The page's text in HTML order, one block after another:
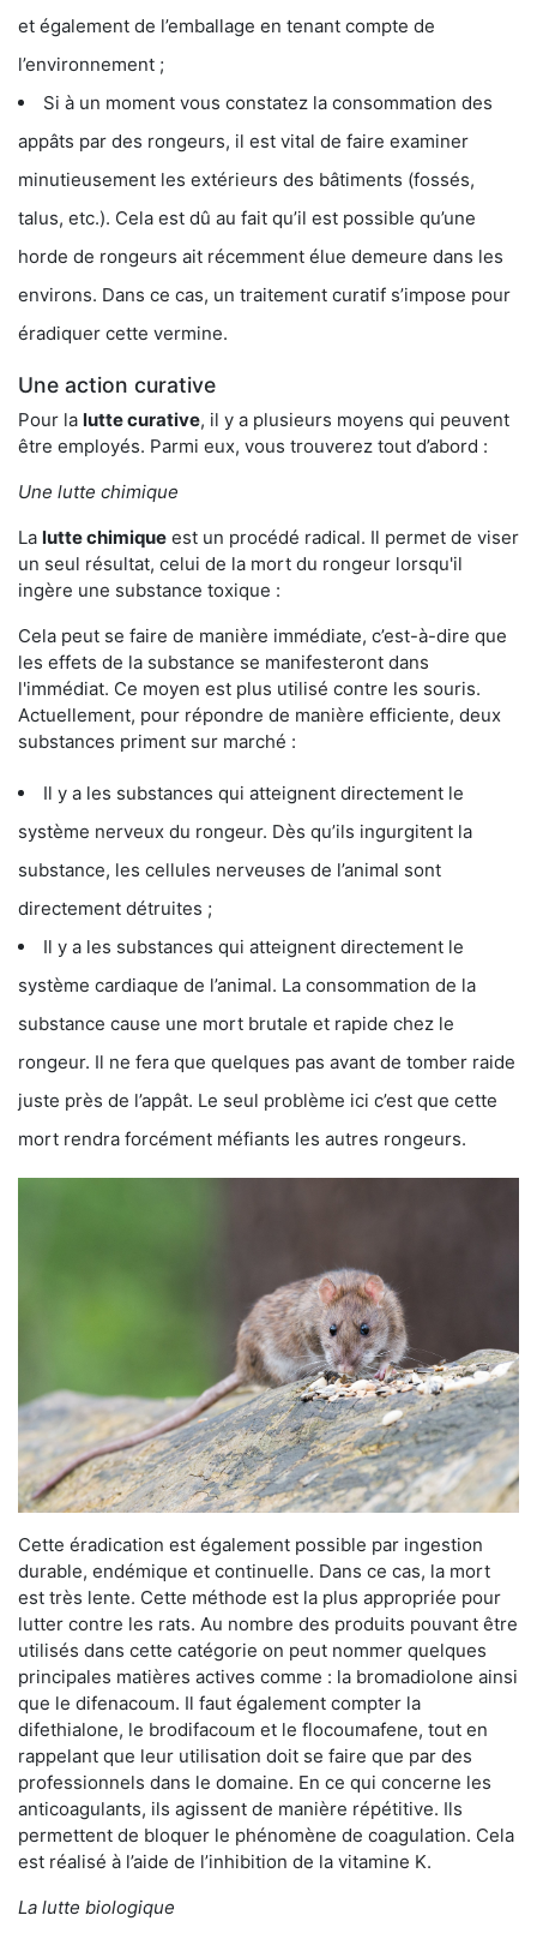
et également de l’emballage en tenant compte de
l’environnement ;
Si à un moment vous constatez la consommation des
appâts par des rongeurs, il est vital de faire examiner
minutieusement les extérieurs des bâtiments (fossés,
talus, etc.). Cela est dû au fait qu’il est possible qu’une
horde de rongeurs ait récemment élue demeure dans les
environs. Dans ce cas, un traitement curatif s’impose pour
éradiquer cette vermine.
Une action curative
Pour la lutte curative, il y a plusieurs moyens qui peuvent
être employés. Parmi eux, vous trouverez tout d’abord :
Une lutte chimique
La lutte chimique est un procédé radical. Il permet de viser
un seul résultat, celui de la mort du rongeur lorsqu'il
ingère une substance toxique :
Cela peut se faire de manière immédiate, c’est-à-dire que
les effets de la substance se manifesteront dans
l'immédiat. Ce moyen est plus utilisé contre les souris.
Actuellement, pour répondre de manière efficiente, deux
substances priment sur marché :
Il y a les substances qui atteignent directement le
système nerveux du rongeur. Dès qu’ils ingurgitent la
substance, les cellules nerveuses de l’animal sont
directement détruites ;
Il y a les substances qui atteignent directement le
système cardiaque de l’animal. La consommation de la
substance cause une mort brutale et rapide chez le
rongeur. Il ne fera que quelques pas avant de tomber raide
juste près de l’appât. Le seul problème ici c’est que cette
mort rendra forcément méfiants les autres rongeurs.
Cette éradication est également possible par ingestion
durable, endémique et continuelle. Dans ce cas, la mort
est très lente. Cette méthode est la plus appropriée pour
lutter contre les rats. Au nombre des produits pouvant être
utilisés dans cette catégorie on peut nommer quelques
principales matières actives comme : la bromadiolone ainsi
que le difenacoum. Il faut également compter la
difethialone, le brodifacoum et le flocoumafene, tout en
rappelant que leur utilisation doit se faire que par des
professionnels dans le domaine. En ce qui concerne les
anticoagulants, ils agissent de manière répétitive. Ils
permettent de bloquer le phénomène de coagulation. Cela
est réalisé à l’aide de l’inhibition de la vitamine K.
La lutte biologique